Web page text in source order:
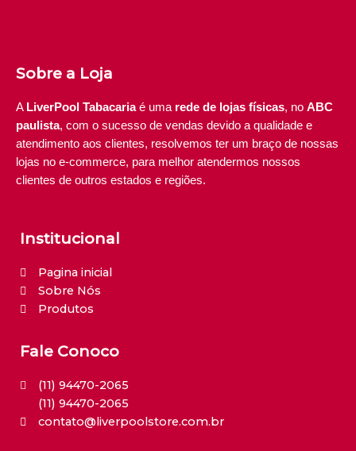
Sobre a Loja
A LiverPool Tabacariaé uma rede de lojas físicas, no ABC
paulista, com o sucesso de vendas devido a qualidade e
atendimento aos clientes, resolvemos ter um braço de nossas
lojas no e-commerce, para melhor atendermos nossos
clientes de outros estados e regiões.
Institucional
Pagina inicial
Sobre Nós
Produtos
Fale Conoco
(11) 94470-2065
(11) 94470-2065
contato@liverpoolstore.com.br